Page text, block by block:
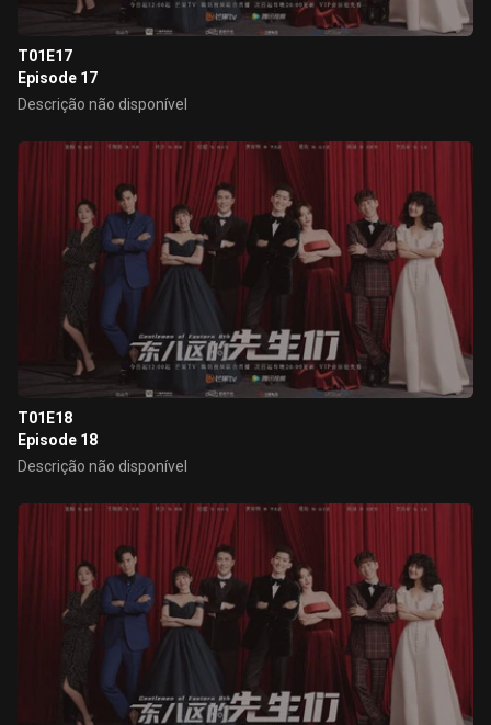
T01E17
Episode 17
Descrição não disponível
T01E18
Episode 18
Descrição não disponível